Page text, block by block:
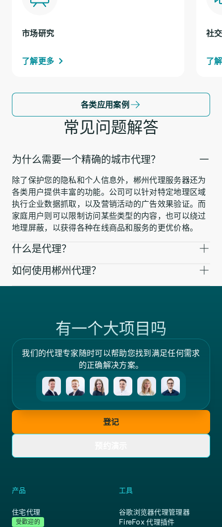
市场研究
了解更多
社
了
各类应用案例
常见问题解答
为什么需要一个精确的城市代理？
除了保护您的隐私和个人信息外，郴州代理服务器还为
各类用户提供丰富的功能。公司可以针对特定地理区域
执行企业数据抓取，以及营销活动的广告效果验证。而
家庭用户则可以限制访问某些类型的内容，也可以绕过
地理屏蔽，以获得各种在线商品和服务的更优价格。
什么是代理？
如何使用郴州代理？
有一个大项目吗
我们的代理专家随时可以帮助您找到满足任何需求
的正确解决方案。
登记
产品
住宅代理
受歡迎的
工具
谷歌浏览器代理管理器
FireFox 代理插件